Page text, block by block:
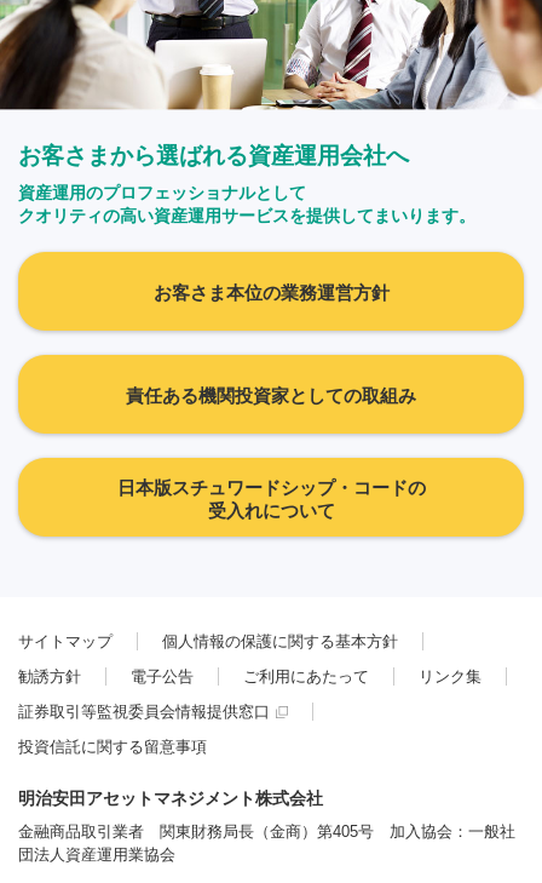
お客さまから選ばれる資産運用会社へ
資産運用のプロフェッショナルとして
クオリティの高い資産運用サービスを提供してまいります。
お客さま本位の業務運営方針
責任ある機関投資家としての取組み
日本版スチュワードシップ・コードの
受入れについて
サイトマップ
個人情報の保護に関する基本方針
勧誘方針
電子公告 ご利用にあたって
リンク集
証券取引等監視委員会情報提供窓口
投資信託に関する留意事項
明治安田アセットマネジメント株式会社
金融商品取引業者 関東財務局長（金商）第405号 加入協会：一般社
団法人資産運用業協会